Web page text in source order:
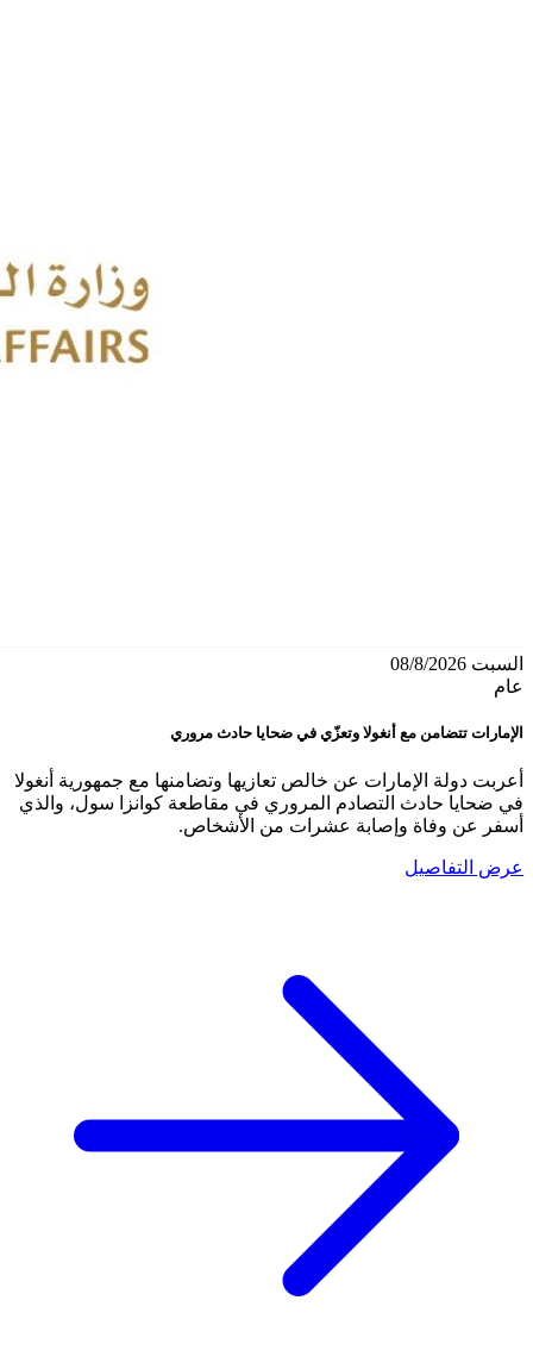
السبت 08/8/2026
عام
الإمارات تتضامن مع أنغولا وتعزّي في ضحايا حادث مروري
أعربت دولة الإمارات عن خالص تعازيها وتضامنها مع جمهورية أنغولا
في ضحايا حادث التصادم المروري في مقاطعة كوانزا سول، والذي
أسفر عن وفاة وإصابة عشرات من الأشخاص.
عرض التفاصيل